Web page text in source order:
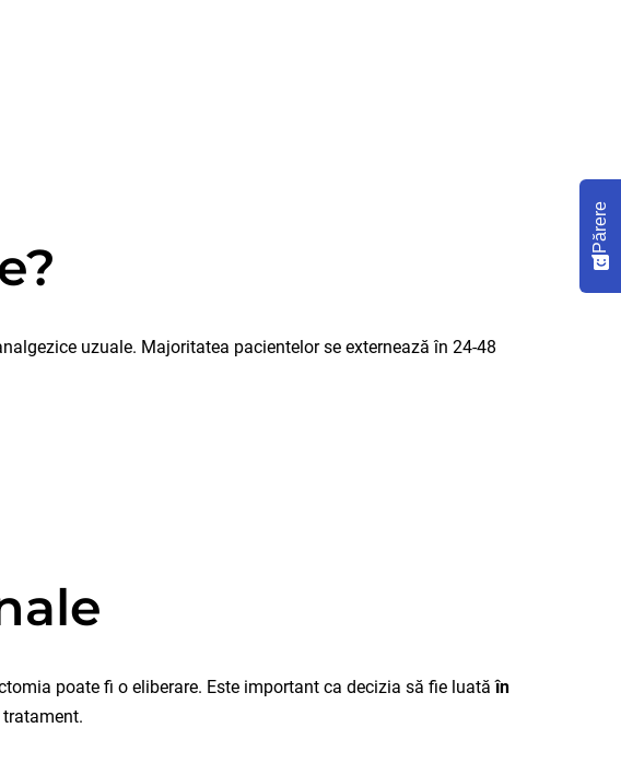
uzuale. Majoritatea pacientelor se externează în 24-48
poate fi o eliberare. Este important ca decizia să fie luatăîn
Părere